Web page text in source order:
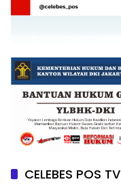
CELEBES POS TV